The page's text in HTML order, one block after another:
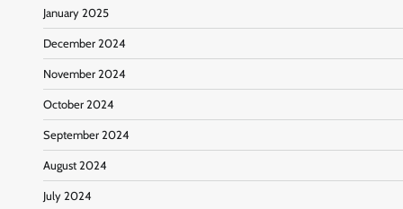
January 2025
December 2024
November 2024
October 2024
September 2024
August 2024
July 2024